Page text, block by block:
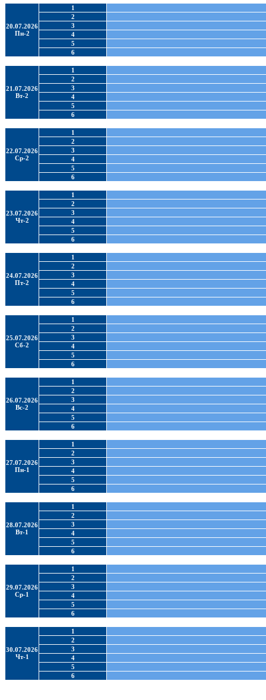
20.07.2026
Пн-2
1
2
3
4
5
6
21.07.2026
Вт-2
1
2
3
4
5
6
22.07.2026
Ср-2
1
2
3
4
5
6
23.07.2026
Чт-2
1
2
3
4
5
6
24.07.2026
Пт-2
1
2
3
4
5
6
25.07.2026
Сб-2
1
2
3
4
5
6
26.07.2026
Вс-2
1
2
3
4
5
6
27.07.2026
Пн-1
1
2
3
4
5
6
28.07.2026
Вт-1
1
2
3
4
5
6
29.07.2026
Ср-1
1
2
3
4
5
6
30.07.2026
Чт-1
1
2
3
4
5
6